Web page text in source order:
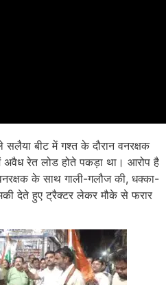
बीट में गश्त के दौरान वनरक्षक
अवैध रेत लोड होते पकड़ा था। आरोप है
वनरक्षक के साथ गाली-गलौज की, धक्का-
देते हुए ट्रैक्टर लेकर मौके से फरार